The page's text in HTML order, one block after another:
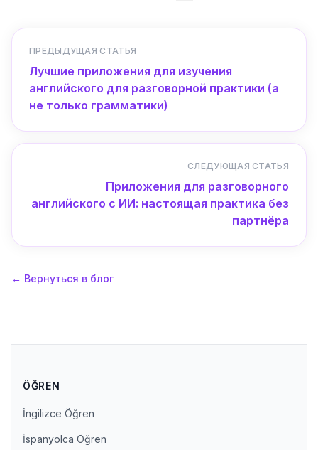
ПРЕДЫДУЩАЯ СТАТЬЯ
Лучшие приложения для изучения
английского для разговорной практики (а
не только грамматики)
СЛЕДУЮЩАЯ СТАТЬЯ
Приложения для разговорного
английского с ИИ: настоящая практика без
партнёра
← Вернуться в блог
ÖĞREN
İngilizce Öğren
İspanyolca Öğren